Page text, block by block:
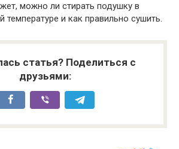
можно ли стирать подушку в
температуре и как правильно сушить.
статья? Поделиться с
друзьями: